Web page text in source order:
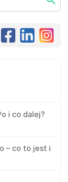
i co dalej?
– co to jest i